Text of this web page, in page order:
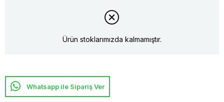
Ürün stoklarımızda kalmamıştır.
Whatsapp ile Sipariş Ver